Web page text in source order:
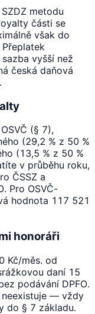
metodu
části se
však do
vyšší než
česká daňová
(§ 7),
(29,2 % z 50 %
(13,5 % z 50 %
v průběhu roku,
ČSSZ a
Pro OSVČ-
hodnota 117 521
honoráři
Kč/měs. od
daní 15
podávání DPFO.
neexistuje — vždy
do § 7 základu.